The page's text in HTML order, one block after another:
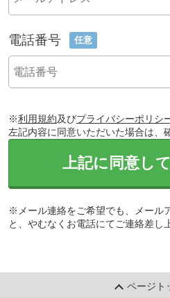
電話番号 任意
※利用規約及びプライバシーポリシ
左記内容に同意いただいた場合は、
上記に同意し
※メール連絡をご希望でも、メール
と、やむなくお電話にてご連絡差し
ページト